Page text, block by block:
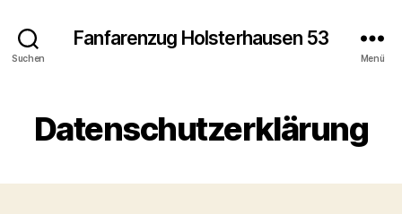
Suchen
Fanfarenzug Holsterhausen 53
Menü
Datenschutzerklärung